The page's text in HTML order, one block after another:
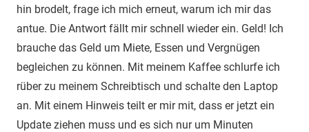
hin brodelt, frage ich mich erneut, warum ich mir das
antue. Die Antwort fällt mir schnell wieder ein. Geld! Ich
brauche das Geld um Miete, Essen und Vergnügen
begleichen zu können. Mit meinem Kaffee schlurfe ich
rüber zu meinem Schreibtisch und schalte den Laptop
an. Mit einem Hinweis teilt er mir mit, dass er jetzt ein
Update ziehen muss und es sich nur um Minuten